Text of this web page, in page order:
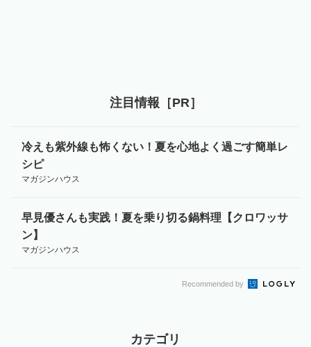
注目情報［PR］
冷えも紫外線も怖くない！夏を心地よく過ごす簡単レ
シピ
マガジンハウス
早見優さんも実践！夏を乗り切る鍋料理【クロワッサ
ン】
マガジンハウス
Recommended by
カテゴリ